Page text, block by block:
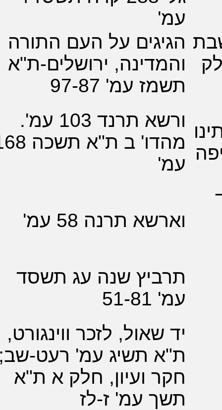
על העם התורה
ירושלים-ת"א
עמ' 97-87
ורשא תרנד 103 עמ'.
מהדו' ב ת"א תשכה 168
תרנה 58 עמ'
שנה עג תשסד
לזכר ווינגורט,
תשיג עמ' רעט-שב;
ועיון, חלק א ת"א
עמ' ז-לז